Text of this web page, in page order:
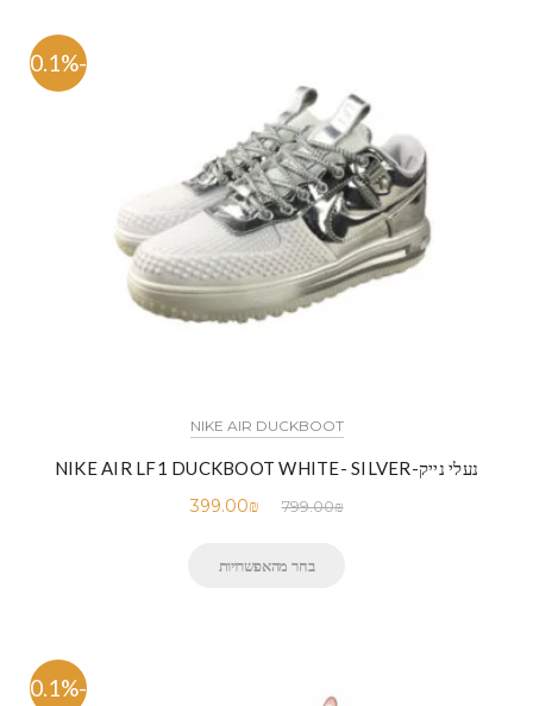
-50.1%
NIKE AIR DUCKBOOT
נעלי נייק-NIKE AIR LF1 DUCKBOOT WHITE- SILVER
799.00₪
399.00₪
בחר מהאפשרויות
-50.1%